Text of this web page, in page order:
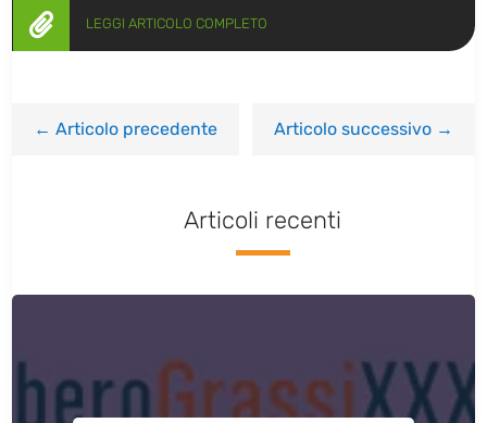
 LEGGI ARTICOLO COMPLETO
←Articolo precedente Articolo successivo→
Articoli recenti